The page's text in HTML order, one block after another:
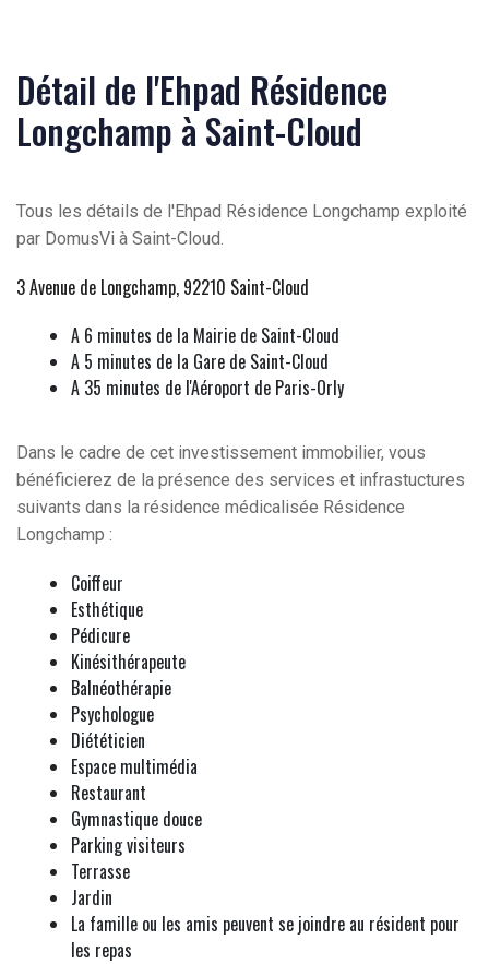
Détail de l'Ehpad Résidence
Longchamp à Saint-Cloud
Tous les détails de l'Ehpad Résidence Longchamp exploité
par DomusVi à Saint-Cloud.
3 Avenue de Longchamp, 92210 Saint-Cloud
A 6 minutes de la Mairie de Saint-Cloud
A 5 minutes de la Gare de Saint-Cloud
A 35 minutes de l'Aéroport de Paris-Orly
Dans le cadre de cet investissement immobilier, vous
bénéficierez de la présence des services et infrastuctures
suivants dans la résidence médicalisée Résidence
Longchamp :
Coiffeur
Esthétique
Pédicure
Kinésithérapeute
Balnéothérapie
Psychologue
Diététicien
Espace multimédia
Restaurant
Gymnastique douce
Parking visiteurs
Terrasse
Jardin
La famille ou les amis peuvent se joindre au résident pour
les repas